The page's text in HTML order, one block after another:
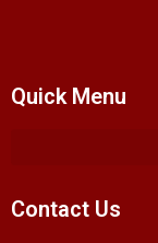
Quick Menu
Contact Us